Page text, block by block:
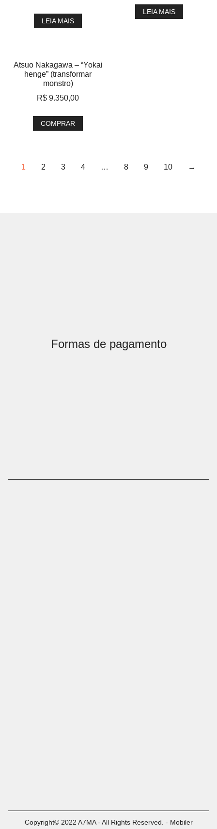
LEIA MAIS
LEIA MAIS
Atsuo Nakagawa – “Yokai
henge” (transformar
monstro)
R$ 9.350,00
COMPRAR
1 2 3 4 … 8 9 10 →
Formas de pagamento
Copyright© 2022 A7MA - All Rights Reserved. - Mobiler